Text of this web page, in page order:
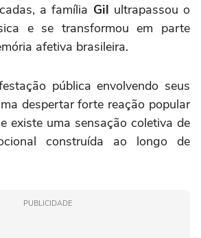
a família Gil ultrapassou o
e se transformou em parte
afetiva brasileira.
pública envolvendo seus
despertar forte reação popular
existe uma sensação coletiva de
construída ao longo de
PUBLICIDADE